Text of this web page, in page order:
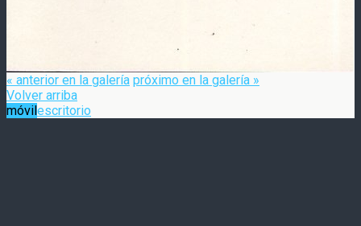
« anterior en la galería próximo en la galería »
Volver arriba
móvilescritorio